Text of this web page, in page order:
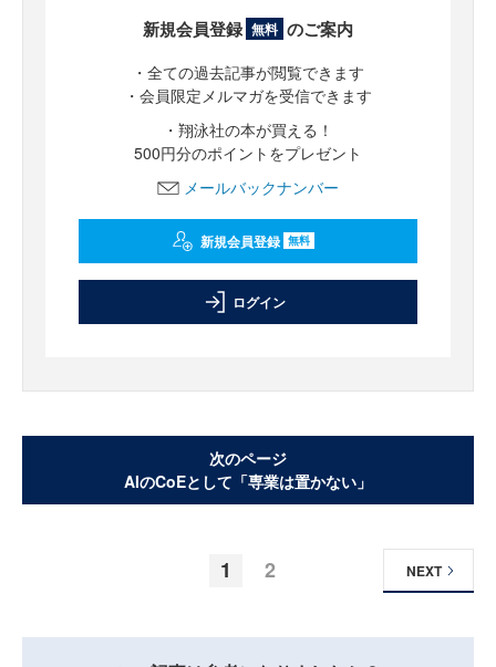
新規会員登録 無料 のご案内
・全ての過去記事が閲覧できます
・会員限定メルマガを受信できます
・翔泳社の本が買える！
500円分のポイントをプレゼント
メールバックナンバー
新規会員登録 無料
ログイン
次のページ
AIのCoEとして「専業は置かない」
1 2 NEXT